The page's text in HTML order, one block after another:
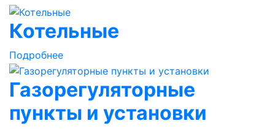
Котельные
Подробнее
Газорегуляторные
пункты и установки